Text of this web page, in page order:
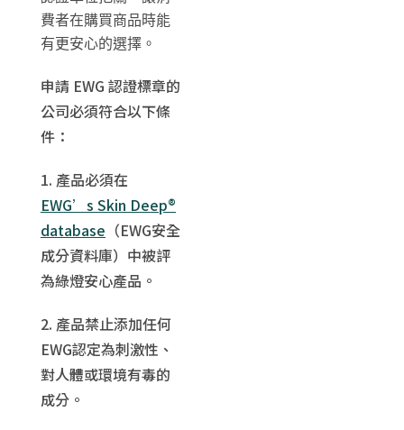
費者在購買商品時能
有更安心的選擇。
申請 EWG 認證標章的
公司必須符合以下條
件：
1. 產品必須在
EWG’s Skin Deep®
database （EWG安全
成分資料庫）中被評
為綠燈安心產品。
2. 產品禁止添加任何
EWG認定為刺激性、
對人體或環境有毒的
成分。